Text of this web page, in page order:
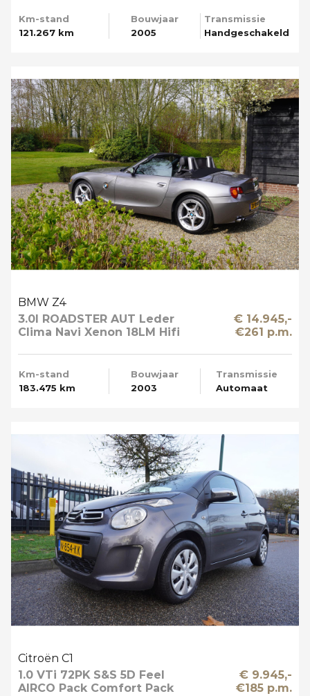
Km-stand
121.267 km
Bouwjaar
2005
Transmissie
Handgeschakeld
BMW Z4
3.0I ROADSTER AUT Leder
Clima Navi Xenon 18LM Hifi
€ 14.945,-
€261 p.m.
Km-stand
183.475 km
Bouwjaar
2003
Transmissie
Automaat
Citroën C1
1.0 VTi 72PK S&S 5D Feel
AIRCO Pack Comfort Pack
€ 9.945,-
€185 p.m.